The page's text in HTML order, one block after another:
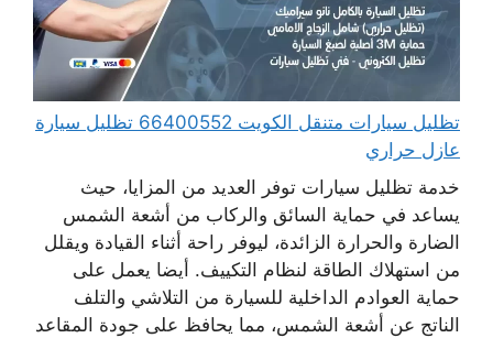
تظليل سيارات متنقل الكويت 66400552 تظليل سيارة
عازل حراري
خدمة تظليل سيارات توفر العديد من المزايا، حيث
يساعد في حماية السائق والركاب من أشعة الشمس
الضارة والحرارة الزائدة، ليوفر راحة أثناء القيادة ويقلل
من استهلاك الطاقة لنظام التكييف. أيضا يعمل على
حماية العوادم الداخلية للسيارة من التلاشي والتلف
الناتج عن أشعة الشمس، مما يحافظ على جودة المقاعد